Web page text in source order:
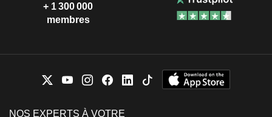
+ 1 300 000
membres
NOS EXPERTS À VOTRE